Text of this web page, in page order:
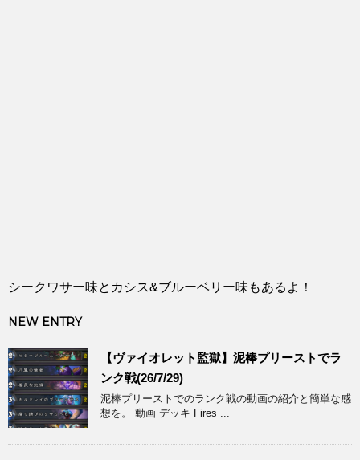
シークワサー味とカシス&ブルーベリー味もあるよ！
NEW ENTRY
【ヴァイオレット監獄】泥棒プリーストでラ
ンク戦(26/7/29)
泥棒プリーストでのランク戦の動画の紹介と簡単な感
想を。 動画 デッキ Fires ...